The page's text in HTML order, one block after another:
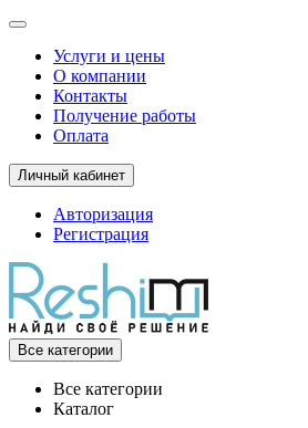
Услуги и цены
О компании
Контакты
Получение работы
Оплата
Личный кабинет
Авторизация
Регистрация
Все категории
Все категории
Каталог